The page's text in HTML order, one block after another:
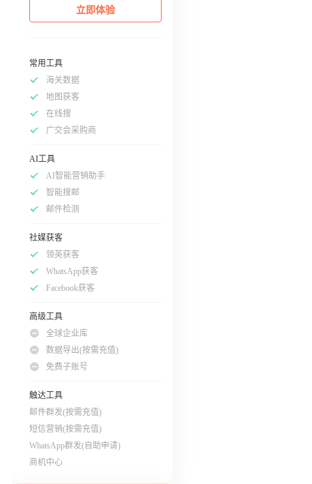
立即体验
常用工具
海关数据
地图获客
在线搜
广交会采购商
AI工具
AI智能营销助手
智能搜邮
邮件检测
社媒获客
领英获客
WhatsApp获客
Facebook获客
高级工具
全球企业库
数据导出(按需充值)
免费子账号
触达工具
邮件群发(按需充值)
短信营销(按需充值)
WhatsApp群发(自助申请)
商机中心